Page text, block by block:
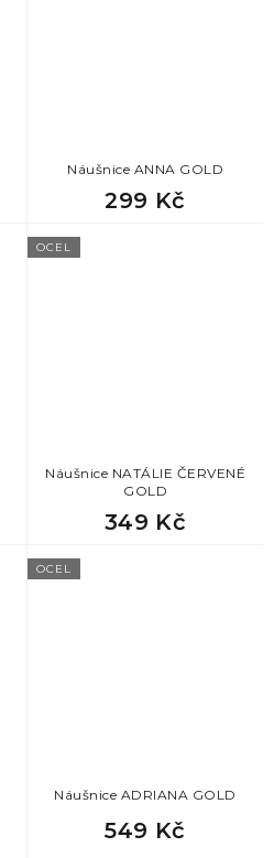
Náušnice ANNA GOLD
299 Kč
OCEL
Náušnice NATÁLIE ČERVENÉ
GOLD
349 Kč
OCEL
Náušnice ADRIANA GOLD
549 Kč